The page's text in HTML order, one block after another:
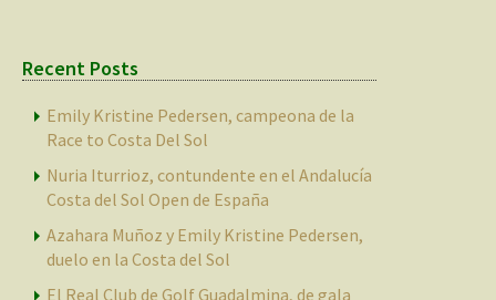
Recent Posts
Emily Kristine Pedersen, campeona de la
Race to Costa Del Sol
Nuria Iturrioz, contundente en el Andalucía
Costa del Sol Open de España
Azahara Muñoz y Emily Kristine Pedersen,
duelo en la Costa del Sol
El Real Club de Golf Guadalmina, de gala